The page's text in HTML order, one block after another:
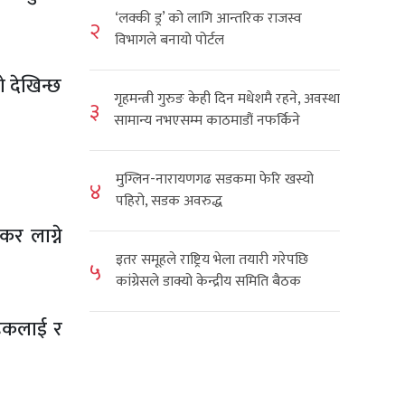
देखिन्छ
लाग्ने
र
२
‘लक्की ड्र’ को लागि आन्तरिक राजस्व
विभागले बनायो पोर्टल
३
गृहमन्त्री गुरुङ केही दिन मधेशमै रहने, अवस्था
सामान्य नभएसम्म काठमाडौं नफर्किने
४
मुग्लिन-नारायणगढ सडकमा फेरि खस्यो
पहिरो, सडक अवरुद्ध
५
इतर समूहले राष्ट्रिय भेला तयारी गरेपछि
कांग्रेसले डाक्यो केन्द्रीय समिति बैठक